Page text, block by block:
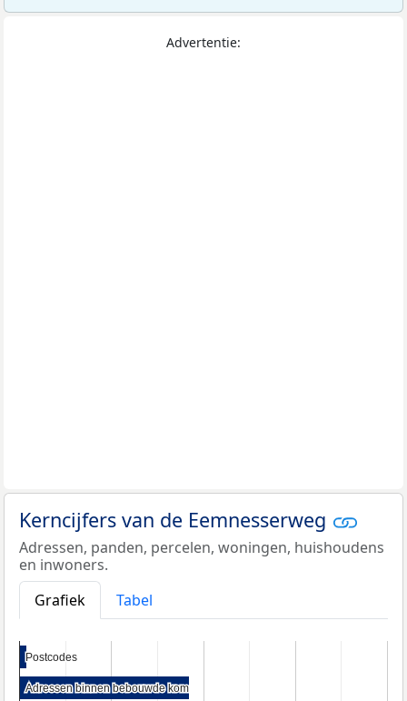
Advertentie:
Kerncijfers van de Eemnesserweg
Adressen, panden, percelen, woningen, huishoudens
en inwoners.
Grafiek
Tabel
Postcodes
Postcodes
Adressen binnen bebouwde kom
Adressen binnen bebouwde kom